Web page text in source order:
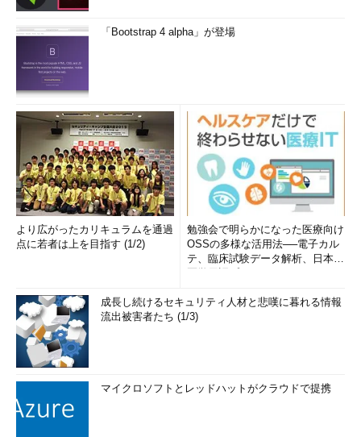
「Bootstrap 4 alpha」が登場
より広がったカリキュラムを通過
点に若者は上を目指す (1/2)
勉強会で明らかになった医療向け
OSSの多様な活用法──電子カル
テ、臨床試験データ解析、日本語
成長し続けるセキュリティ人材と悲嘆に暮れる情報
流出被害者たち (1/3)
マイクロソフトとレッドハットがクラウドで提携